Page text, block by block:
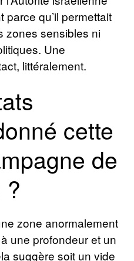
qu’il permettait
zones sensibles ni
Une
littéralement.
cette
de
?
zone anormalement
une profondeur et un
suggère soit un vide